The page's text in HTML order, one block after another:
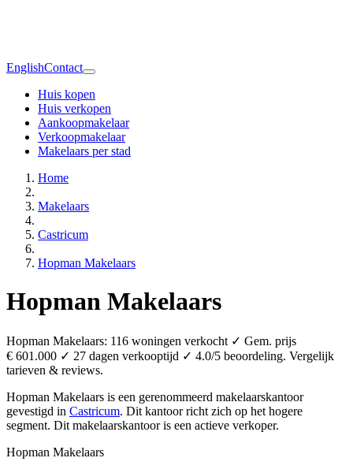
EnglishContact
Huis kopen
Huis verkopen
Aankoopmakelaar
Verkoopmakelaar
Makelaars per stad
Home
Makelaars
Castricum
Hopman Makelaars
Hopman Makelaars
Hopman Makelaars: 116 woningen verkocht ✓ Gem. prijs
€ 601.000 ✓ 27 dagen verkooptijd ✓ 4.0/5 beoordeling. Vergelijk
tarieven & reviews.
Hopman Makelaars is een gerenommeerd makelaarskantoor
gevestigd in Castricum. Dit kantoor richt zich op het hogere
segment. Dit makelaarskantoor is een actieve verkoper.
Hopman Makelaars